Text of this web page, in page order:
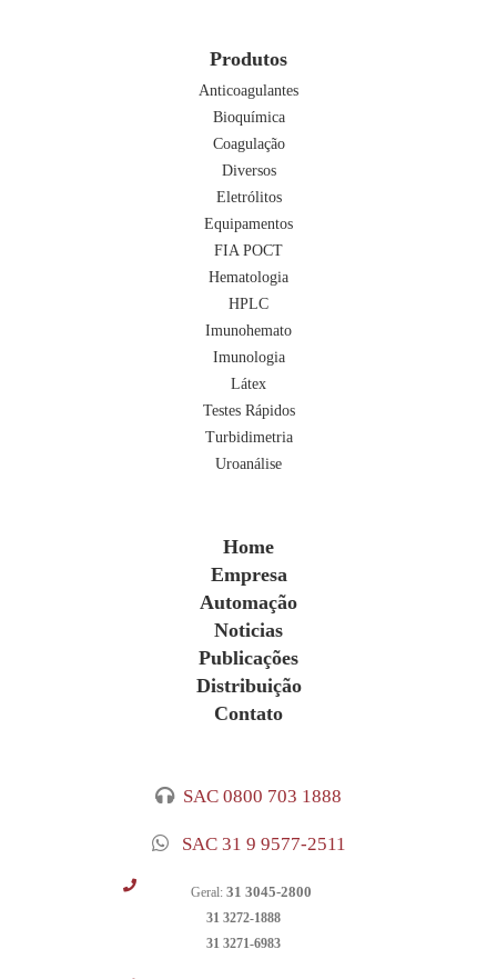
Produtos
Anticoagulantes
Bioquímica
Coagulação
Diversos
Eletrólitos
Equipamentos
FIA POCT
Hematologia
HPLC
Imunohemato
Imunologia
Látex
Testes Rápidos
Turbidimetria
Uroanálise
Home
Empresa
Automação
Noticias
Publicações
Distribuição
Contato
SAC 0800 703 1888
SAC 31 9 9577-2511
Geral:31 3045-2800
31 3272-1888
31 3271-6983